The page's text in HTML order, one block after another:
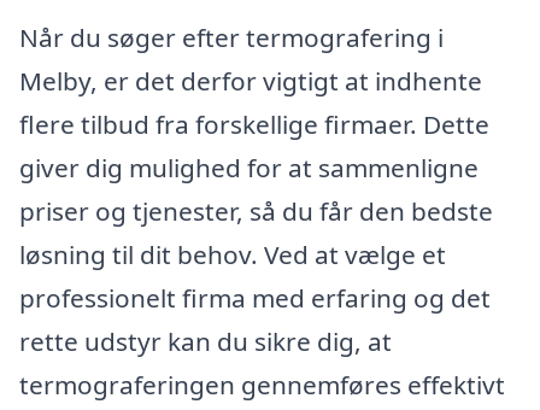
Når du søger efter termografering i
Melby, er det derfor vigtigt at indhente
flere tilbud fra forskellige firmaer. Dette
giver dig mulighed for at sammenligne
priser og tjenester, så du får den bedste
løsning til dit behov. Ved at vælge et
professionelt firma med erfaring og det
rette udstyr kan du sikre dig, at
termograferingen gennemføres effektivt